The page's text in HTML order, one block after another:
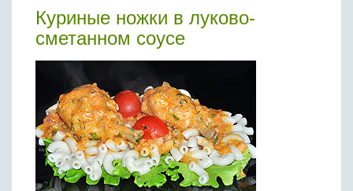
Куриные ножки в луково-
сметанном соусе